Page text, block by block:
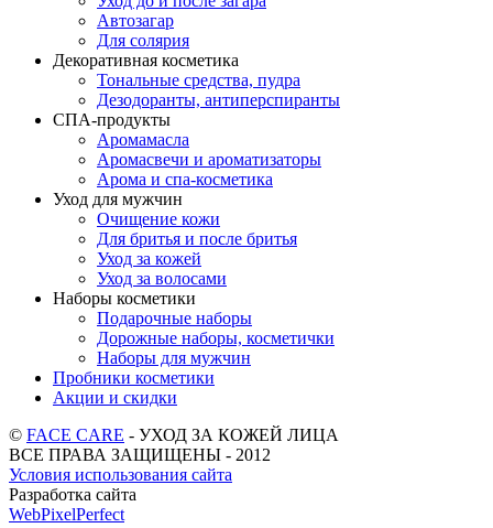
Автозагар
Для солярия
Декоративная косметика
Тональные средства, пудра
Дезодоранты, антиперспиранты
СПА-продукты
Аромамасла
Аромасвечи и ароматизаторы
Арома и спа-косметика
Уход для мужчин
Очищение кожи
Для бритья и после бритья
Уход за кожей
Уход за волосами
Наборы косметики
Подарочные наборы
Дорожные наборы, косметички
Наборы для мужчин
Пробники косметики
Акции и скидки
© FACE CARE - УХОД ЗА КОЖЕЙ ЛИЦА
ВСЕ ПРАВА ЗАЩИЩЕНЫ - 2012
Условия использования сайта
Разработка сайта
WebPixelPerfect